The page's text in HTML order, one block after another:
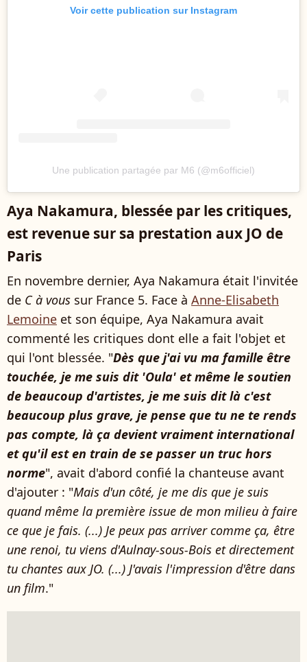
Voir cette publication sur Instagram
Une publication partagée par M6 (@m6officiel)
Aya Nakamura, blessée par les critiques,
est revenue sur sa prestation aux JO de
Paris
En novembre dernier, Aya Nakamura était l'invitée
de C à vous sur France 5. Face à Anne-Elisabeth
Lemoine et son équipe, Aya Nakamura avait
commenté les critiques dont elle a fait l'objet et
qui l'ont blessée. "Dès que j'ai vu ma famille être
touchée, je me suis dit 'Oula' et même le soutien
de beaucoup d'artistes, je me suis dit là c'est
beaucoup plus grave, je pense que tu ne te rends
pas compte, là ça devient vraiment international
et qu'il est en train de se passer un truc hors
norme", avait d'abord confié la chanteuse avant
d'ajouter : "Mais d'un côté, je me dis que je suis
quand même la première issue de mon milieu à faire
ce que je fais. (...) Je peux pas arriver comme ça, être
une renoi, tu viens d'Aulnay-sous-Bois et directement
tu chantes aux JO. (...) J'avais l'impression d'être dans
un film."